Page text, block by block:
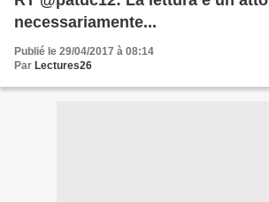
necessariamente...
Publié le 29/04/2017 à 08:14
Par Lectures26